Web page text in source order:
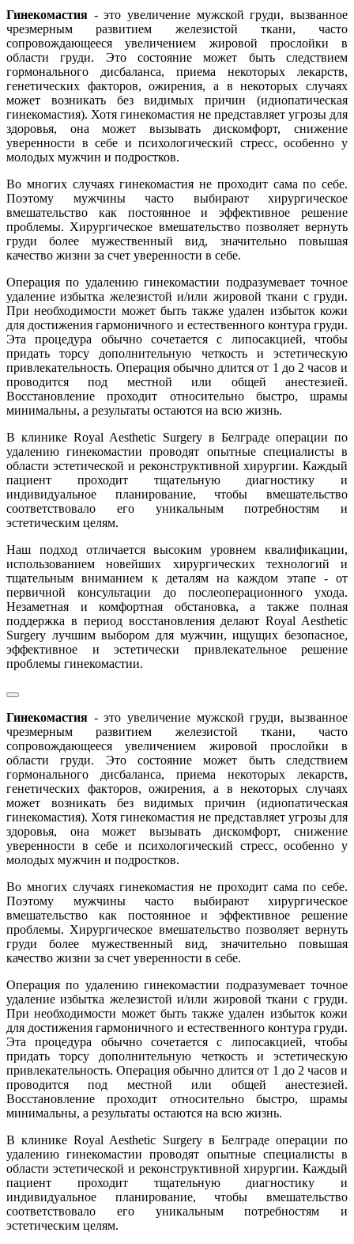
Гинекомастия - это увеличение мужской груди, вызванное
чрезмерным развитием железистой ткани, часто
сопровождающееся увеличением жировой прослойки в
области груди. Это состояние может быть следствием
гормонального дисбаланса, приема некоторых лекарств,
генетических факторов, ожирения, а в некоторых случаях
может возникать без видимых причин (идиопатическая
гинекомастия). Хотя гинекомастия не представляет угрозы для
здоровья, она может вызывать дискомфорт, снижение
уверенности в себе и психологический стресс, особенно у
молодых мужчин и подростков.
Во многих случаях гинекомастия не проходит сама по себе.
Поэтому мужчины часто выбирают хирургическое
вмешательство как постоянное и эффективное решение
проблемы. Хирургическое вмешательство позволяет вернуть
груди более мужественный вид, значительно повышая
качество жизни за счет уверенности в себе.
Операция по удалению гинекомастии подразумевает точное
удаление избытка железистой и/или жировой ткани с груди.
При необходимости может быть также удален избыток кожи
для достижения гармоничного и естественного контура груди.
Эта процедура обычно сочетается с липосакцией, чтобы
придать торсу дополнительную четкость и эстетическую
привлекательность. Операция обычно длится от 1 до 2 часов и
проводится под местной или общей анестезией.
Восстановление проходит относительно быстро, шрамы
минимальны, а результаты остаются на всю жизнь.
В клинике Royal Aesthetic Surgery в Белграде операции по
удалению гинекомастии проводят опытные специалисты в
области эстетической и реконструктивной хирургии. Каждый
пациент проходит тщательную диагностику и
индивидуальное планирование, чтобы вмешательство
соответствовало его уникальным потребностям и
эстетическим целям.
Наш подход отличается высоким уровнем квалификации,
использованием новейших хирургических технологий и
тщательным вниманием к деталям на каждом этапе - от
первичной консультации до послеоперационного ухода.
Незаметная и комфортная обстановка, а также полная
поддержка в период восстановления делают Royal Aesthetic
Surgery лучшим выбором для мужчин, ищущих безопасное,
эффективное и эстетически привлекательное решение
проблемы гинекомастии.
Гинекомастия - это увеличение мужской груди, вызванное
чрезмерным развитием железистой ткани, часто
сопровождающееся увеличением жировой прослойки в
области груди. Это состояние может быть следствием
гормонального дисбаланса, приема некоторых лекарств,
генетических факторов, ожирения, а в некоторых случаях
может возникать без видимых причин (идиопатическая
гинекомастия). Хотя гинекомастия не представляет угрозы для
здоровья, она может вызывать дискомфорт, снижение
уверенности в себе и психологический стресс, особенно у
молодых мужчин и подростков.
Во многих случаях гинекомастия не проходит сама по себе.
Поэтому мужчины часто выбирают хирургическое
вмешательство как постоянное и эффективное решение
проблемы. Хирургическое вмешательство позволяет вернуть
груди более мужественный вид, значительно повышая
качество жизни за счет уверенности в себе.
Операция по удалению гинекомастии подразумевает точное
удаление избытка железистой и/или жировой ткани с груди.
При необходимости может быть также удален избыток кожи
для достижения гармоничного и естественного контура груди.
Эта процедура обычно сочетается с липосакцией, чтобы
придать торсу дополнительную четкость и эстетическую
привлекательность. Операция обычно длится от 1 до 2 часов и
проводится под местной или общей анестезией.
Восстановление проходит относительно быстро, шрамы
минимальны, а результаты остаются на всю жизнь.
В клинике Royal Aesthetic Surgery в Белграде операции по
удалению гинекомастии проводят опытные специалисты в
области эстетической и реконструктивной хирургии. Каждый
пациент проходит тщательную диагностику и
индивидуальное планирование, чтобы вмешательство
соответствовало его уникальным потребностям и
эстетическим целям.